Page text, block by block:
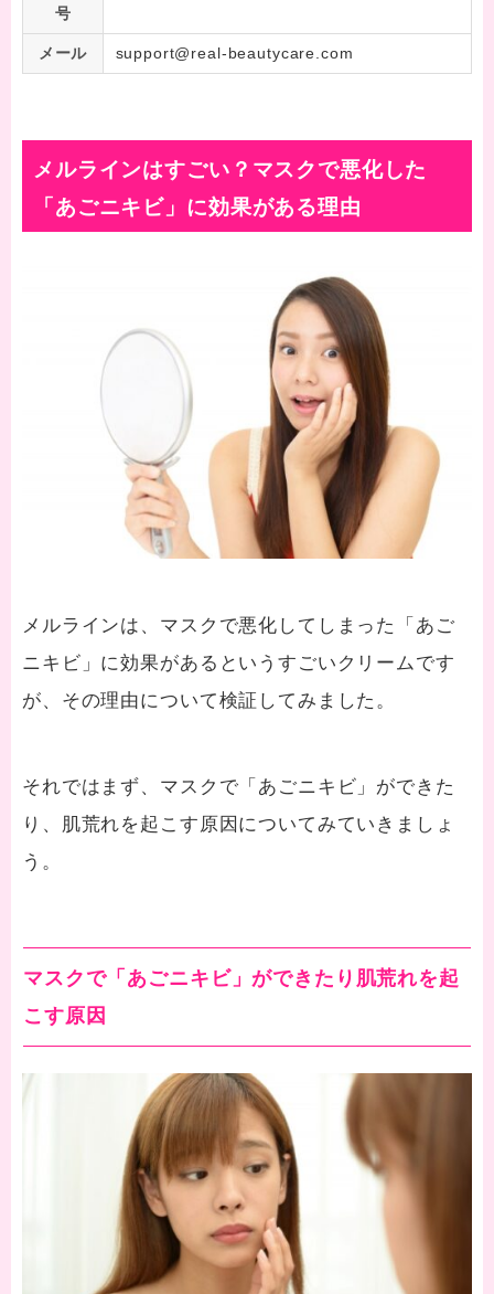
号
メール support@real-beautycare.com
メルラインはすごい？マスクで悪化した
「あごニキビ」に効果がある理由
メルラインは、マスクで悪化してしまった「あご
ニキビ」に効果があるというすごいクリームです
が、その理由について検証してみました。
それではまず、マスクで「あごニキビ」ができた
り、肌荒れを起こす原因についてみていきましょ
う。
マスクで「あごニキビ」ができたり肌荒れを起
こす原因